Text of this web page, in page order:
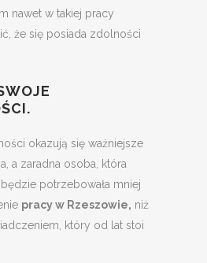
nawet w takiej pracy
że się posiada zdolności
okazują się ważniejsze
a zaradna osoba, która
potrzebowała mniej
pracy w Rzeszowie, niż
który od lat stoi